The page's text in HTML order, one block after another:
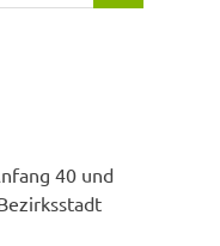
40 und